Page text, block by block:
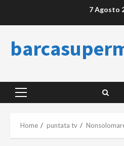
7 Agosto
Primary
Home puntata tv